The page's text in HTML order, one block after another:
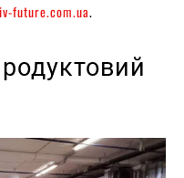
future.com.ua.